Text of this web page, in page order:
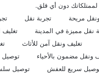
دون أي قلق.
مريحة تجربة نقل
نقل مميزة في المدينة
تغليف ونقل آمن للأثاث
ونقل مضمون بالأحياء توصيل
سريع للعفش توصيل